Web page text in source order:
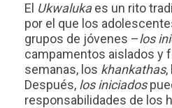
El Ukwalukaes un rito
por el que los
grupos de jóvenes –los
campamentos aislados y
semanas, los khankathas,
Después, los iniciados
responsabilidades de los